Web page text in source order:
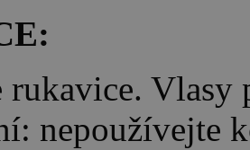
rukavice. Vlasy
nepoužívejte